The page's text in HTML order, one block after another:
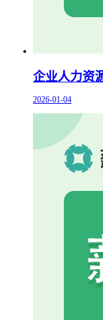
企业人力资
2026-01-04